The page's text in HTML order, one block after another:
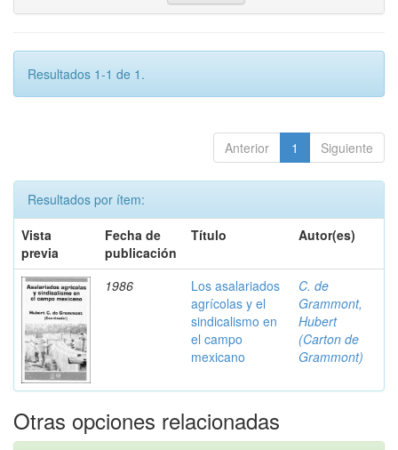
Resultados 1-1 de 1.
Anterior 1 Siguiente
Resultados por ítem:
Vista
previa
Fecha de
publicación
Título Autor(es)
1986
Los asalariados
agrícolas y el
sindicalismo en
el campo
mexicano
C. de
Grammont,
Hubert
(Carton de
Grammont)
Otras opciones relacionadas